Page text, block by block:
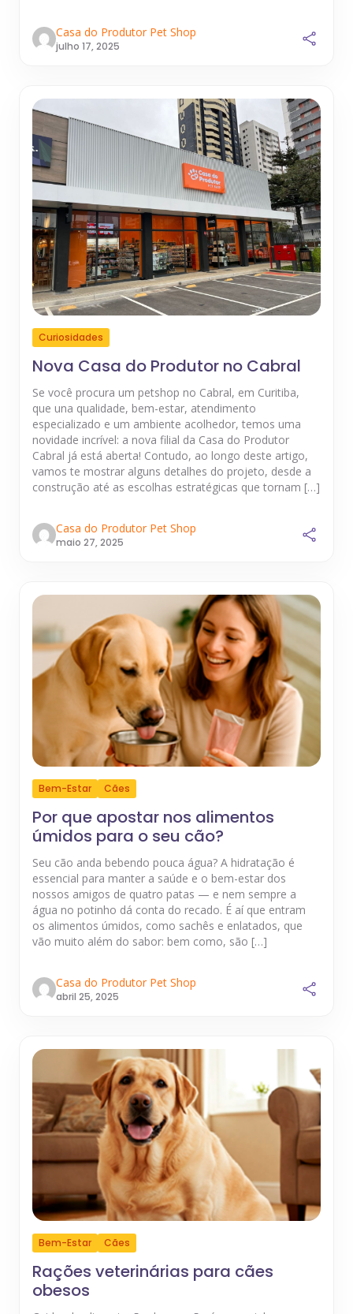
Casa do Produtor Pet Shop
julho 17, 2025
Curiosidades
Nova Casa do Produtor no Cabral
Se você procura um petshop no Cabral, em Curitiba,
que una qualidade, bem-estar, atendimento
especializado e um ambiente acolhedor, temos uma
novidade incrível: a nova filial da Casa do Produtor
Cabral já está aberta! Contudo, ao longo deste artigo,
vamos te mostrar alguns detalhes do projeto, desde a
construção até as escolhas estratégicas que tornam […]
Casa do Produtor Pet Shop
maio 27, 2025
Bem-Estar Cães
Por que apostar nos alimentos
úmidos para o seu cão?
Seu cão anda bebendo pouca água? A hidratação é
essencial para manter a saúde e o bem-estar dos
nossos amigos de quatro patas — e nem sempre a
água no potinho dá conta do recado. É aí que entram
os alimentos úmidos, como sachês e enlatados, que
vão muito além do sabor: bem como, são […]
Casa do Produtor Pet Shop
abril 25, 2025
Bem-Estar Cães
Rações veterinárias para cães
obesos